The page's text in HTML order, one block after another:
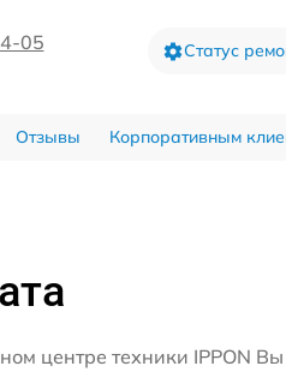
05 Статус
Отзывы Корпоративным
центре техники IPPON